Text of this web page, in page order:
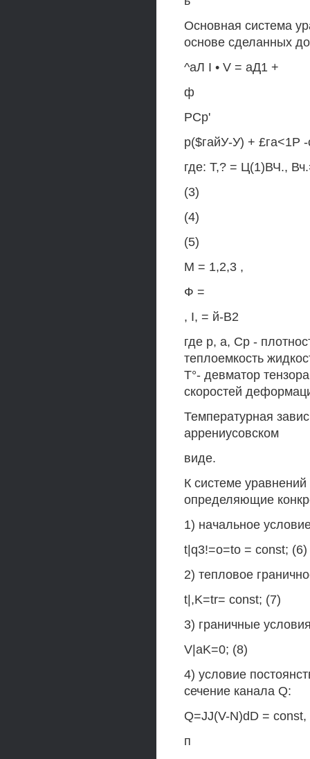
Основная система
основе сделанных
^аЛ I • V = аД1 +
ф
РСр'
р($гайУ-У) + £га<1Р
где: Т,? = Ц(1)ВЧ.,
(3)
(4)
(5)
М = 1,2,3 ,
Ф =
, I, = й-В2
где р, а, Ср -
теплоемкость
Т°- девматор
скоростей
Температурная
аррениусовском
виде.
К системе
определяющие
1) начальное
t|q3!=o=to = const; (6)
2) тепловое
t|,K=tr= const; (7)
3) граничные
V|aK=0; (8)
4) условие
сечение канала Q:
Q=JJ(V-N)dD = const,
п